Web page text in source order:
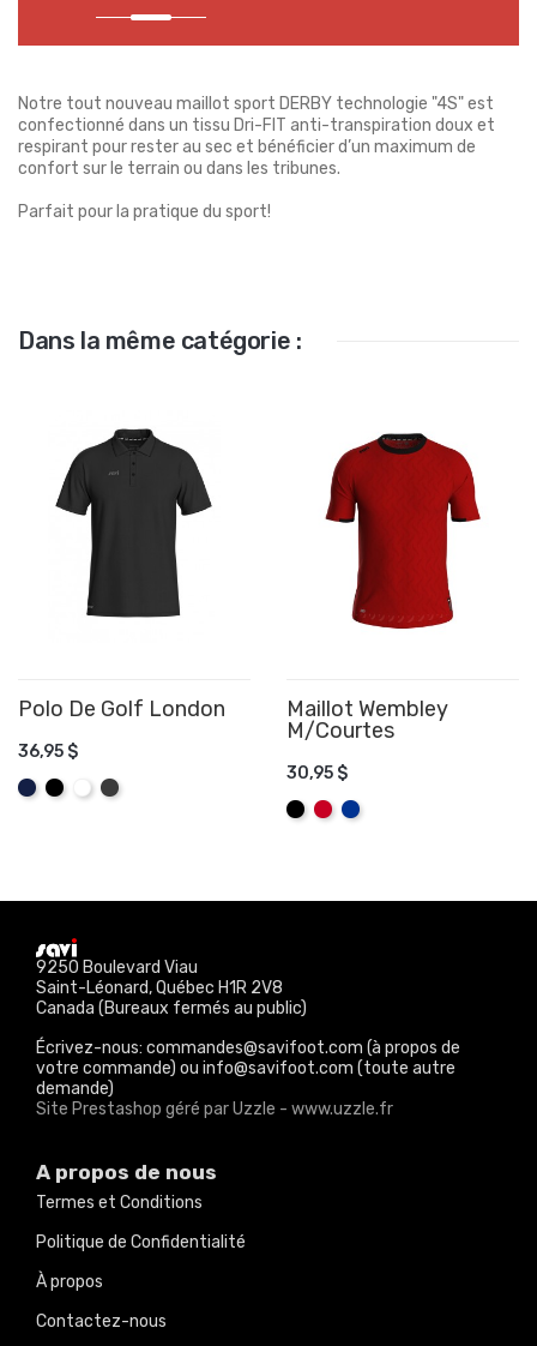
Notre tout nouveau maillot sport DERBY technologie "4S" est
confectionné dans un tissu Dri-FIT anti-transpiration doux et
respirant pour rester au sec et bénéficier d’un maximum de
confort sur le terrain ou dans les tribunes. ​ ​
Parfait pour la pratique du sport! ​
Dans la même catégorie :
Polo De Golf London
36,95 $
Marine
Noir BlancGraphite
AJOUTER AU PANIER
Maillot Wembley
M/Courtes
30,95 $
NoirRouge
Bleu
AJOUTER AU PANIER
9250 Boulevard Viau
Saint-Léonard, Québec H1R 2V8
Canada (Bureaux fermés au public)
Écrivez-nous: commandes@savifoot.com (à propos de
votre commande) ou info@savifoot.com (toute autre
demande)
Site Prestashop géré par Uzzle - www.uzzle.fr
A propos de nous
Termes et Conditions
Politique de Confidentialité
À propos
Contactez-nous